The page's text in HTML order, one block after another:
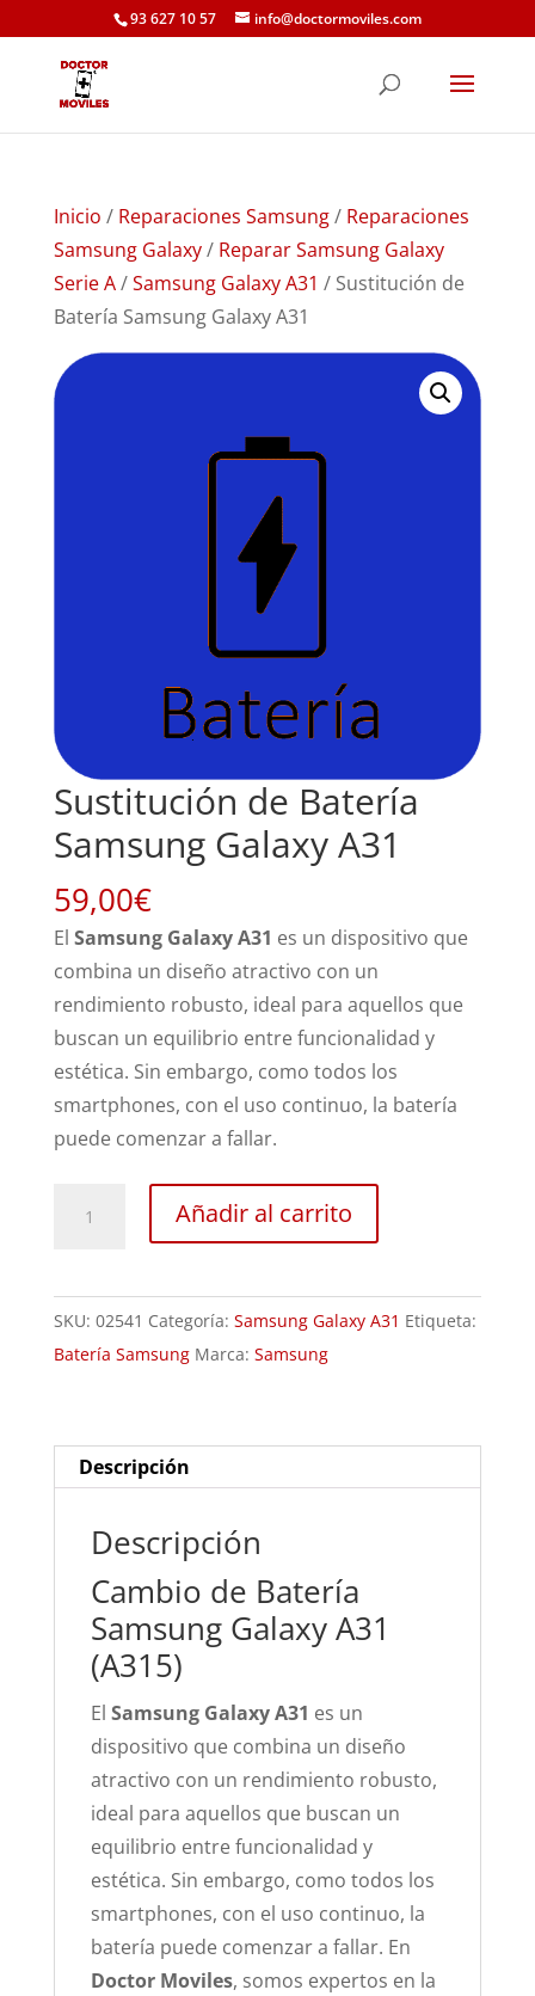
93 627 10 57 info@doctormoviles.com
Inicio / Reparaciones Samsung/ Reparaciones
Samsung Galaxy/ Reparar Samsung Galaxy
Serie A/Samsung Galaxy A31 / Sustitución de
Batería Samsung Galaxy A31
Sustitución de Batería
Samsung Galaxy A31
59,00€
El Samsung Galaxy A31 es un dispositivo que
combina un diseño atractivo con un
rendimiento robusto, ideal para aquellos que
buscan un equilibrio entre funcionalidad y
estética. Sin embargo, como todos los
smartphones, con el uso continuo, la batería
puede comenzar a fallar.
Samsung
Galaxy
A31
Añadir al carrito
SKU: 02541 Categoría: Samsung Galaxy A31 Etiqueta:
Batería Samsung Marca: Samsung
Descripción
Descripción
Cambio de Batería
Samsung Galaxy A31
(A315)
El Samsung Galaxy A31 es un
dispositivo que combina un diseño
atractivo con un rendimiento robusto,
ideal para aquellos que buscan un
equilibrio entre funcionalidad y
estética. Sin embargo, como todos los
smartphones, con el uso continuo, la
batería puede comenzar a fallar. En
Doctor Moviles, somos expertos en la